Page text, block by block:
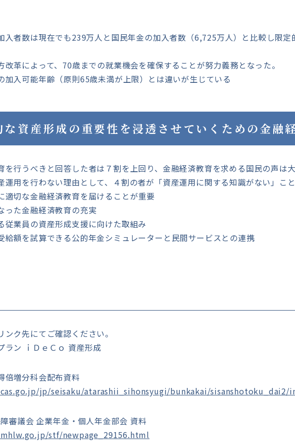
入者数は現在でも239万人と国民年金の加入者数（6,725万人）と比較し限
改革によって、70歳までの就業機会を確保することが努力義務となった。
入可能年齢（原則65歳未満が上限）とは違いが生じている
な資産形成の重要性を浸透させていくための金融
を行うべきと回答した者は７割を上回り、金融経済教育を求める国民の声は
用を行わない理由として、４割の者が「資産運用に関する知識がない」こ
適切な金融経済教育を届けることが重要
った金融経済教育の充実
従業員の資産形成支援に向けた取組み
給額を試算できる公的年金シミュレーターと民間サービスとの連携
ンク先にてご確認ください。
ラン ｉＤｅＣｏ 資産形成
倍増分科会配布資料
jp/seisaku/atarashii_sihonsyugi/bunkakai/sisanshotoku_dai2/
審議会 企業年金・個人年金部会 資料
stf/newpage_29156.html